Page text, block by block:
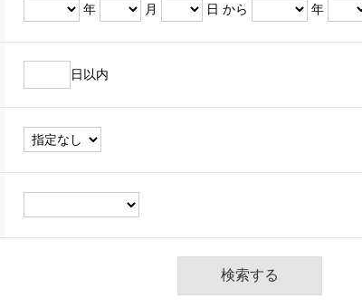
年 月 日 から 年
日以内